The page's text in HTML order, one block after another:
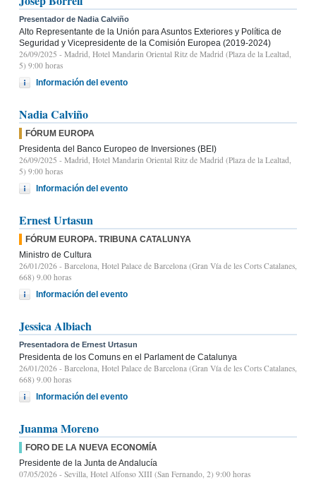
Presentador de Nadia Calviño
Alto Representante de la Unión para Asuntos Exteriores y Política de
Seguridad y Vicepresidente de la Comisión Europea (2019-2024)
26/09/2025 - Madrid, Hotel Mandarin Oriental Ritz de Madrid (Plaza de la Lealtad,
5) 9:00 horas
Información del evento
Nadia Calviño
FÓRUM EUROPA
Presidenta del Banco Europeo de Inversiones (BEI)
26/09/2025 - Madrid, Hotel Mandarin Oriental Ritz de Madrid (Plaza de la Lealtad,
5) 9:00 horas
Información del evento
Ernest Urtasun
FÓRUM EUROPA. TRIBUNA CATALUNYA
Ministro de Cultura
26/01/2026 - Barcelona, Hotel Palace de Barcelona (Gran Vía de les Corts Catalanes,
668) 9.00 horas
Información del evento
Jessica Albiach
Presentadora de Ernest Urtasun
Presidenta de los Comuns en el Parlament de Catalunya
26/01/2026 - Barcelona, Hotel Palace de Barcelona (Gran Vía de les Corts Catalanes,
668) 9.00 horas
Información del evento
Juanma Moreno
FORO DE LA NUEVA ECONOMÍA
Presidente de la Junta de Andalucía
07/05/2026 - Sevilla, Hotel Alfonso XIII (San Fernando, 2) 9:00 horas